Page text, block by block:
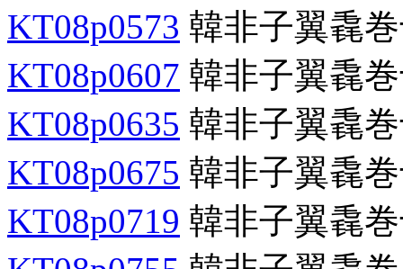
KT08p0573 韓非子翼毳
KT08p0607 韓非子翼毳
KT08p0635 韓非子翼毳
KT08p0675 韓非子翼毳
KT08p0719 韓非子翼毳